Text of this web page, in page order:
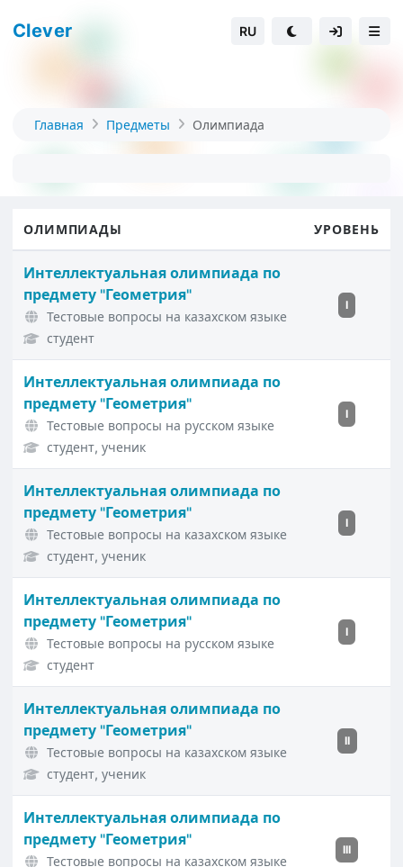
Clever RU
Главная Предметы Олимпиада
ОЛИМПИАДЫ УРОВЕНЬ
Интеллектуальная олимпиада по
предмету "Геометрия"
Тестовые вопросы на казахском языке
студент
I
Интеллектуальная олимпиада по
предмету "Геометрия"
Тестовые вопросы на русском языке
студент, ученик
I
Интеллектуальная олимпиада по
предмету "Геометрия"
Тестовые вопросы на казахском языке
студент, ученик
I
Интеллектуальная олимпиада по
предмету "Геометрия"
Тестовые вопросы на русском языке
студент
I
Интеллектуальная олимпиада по
предмету "Геометрия"
Тестовые вопросы на казахском языке
студент, ученик
II
Интеллектуальная олимпиада по
предмету "Геометрия"
Тестовые вопросы на казахском языке
III